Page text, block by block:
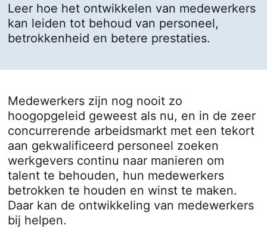
Leer hoe het ontwikkelen van medewerkers
kan leiden tot behoud van personeel,
betrokkenheid en betere prestaties.
Medewerkers zijn nog nooit zo
hoogopgeleid geweest als nu, en in de zeer
concurrerende arbeidsmarkt met een tekort
aan gekwalificeerd personeel zoeken
werkgevers continu naar manieren om
talent te behouden, hun medewerkers
betrokken te houden en winst te maken.
Daar kan de ontwikkeling van medewerkers
bij helpen.